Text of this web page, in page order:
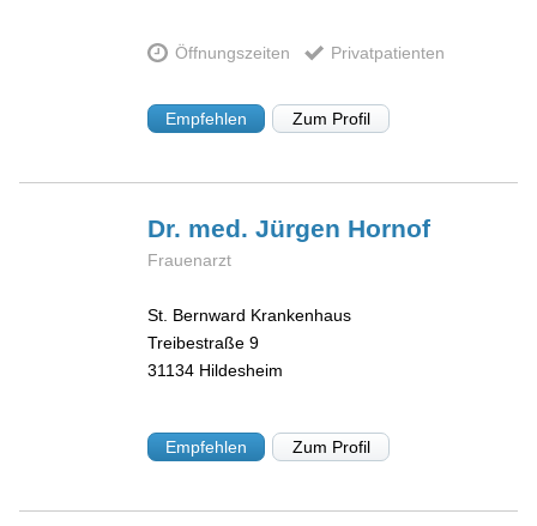
Öffnungszeiten Privatpatienten
Empfehlen Zum Profil
Dr. med. Jürgen Hornof
Frauenarzt
St. Bernward Krankenhaus
Treibestraße 9
31134 Hildesheim
Empfehlen Zum Profil